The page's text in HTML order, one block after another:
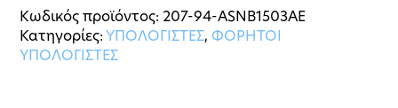
Κωδικός προϊόντος:207-94-ASNB1503AE
Κατηγορίες: ΥΠΟΛΟΓΙΣΤΕΣ, ΦΟΡΗΤΟΙ
ΥΠΟΛΟΓΙΣΤΕΣ